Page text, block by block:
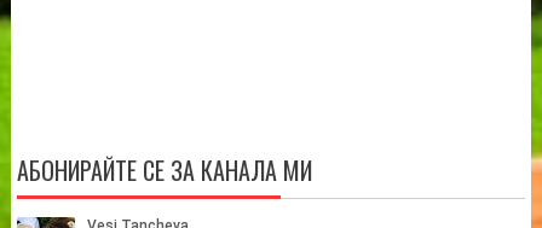
АБОНИРАЙТЕ СЕ ЗА КАНАЛА МИ